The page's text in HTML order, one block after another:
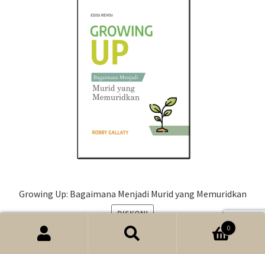
Growing Up: Bagaimana Menjadi Murid yang Memuridkan
DISKON!
95.000Harga
Rp
Pencarian
0